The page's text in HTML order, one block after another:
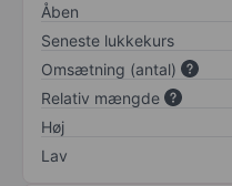
Åben
Seneste lukkekurs
Omsætning (antal)
Relativ mængde
Høj
Lav